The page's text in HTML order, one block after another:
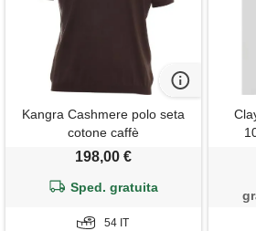
Kangra Cashmere polo seta
cotone caffè
198,00 €
Sped. gratuita
54 IT